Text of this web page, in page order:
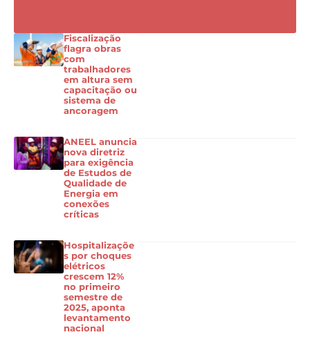
Fiscalização
flagra obras
com
trabalhadores
em altura sem
capacitação ou
sistema de
ancoragem
ANEEL anuncia
nova diretriz
para exigência
de Estudos de
Qualidade de
Energia em
conexões
críticas
Hospitalizaçõe
s por choques
elétricos
crescem 12%
no primeiro
semestre de
2025, aponta
levantamento
nacional